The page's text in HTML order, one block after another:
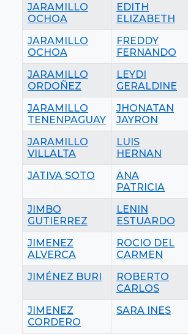
JARAMILLO
OCHOA
EDITH
ELIZABETH
JARAMILLO
OCHOA
FREDDY
FERNANDO
JARAMILLO
ORDOÑEZ
LEYDI
GERALDINE
JARAMILLO
TENENPAGUAY
JHONATAN
JAYRON
JARAMILLO
VILLALTA
LUIS
HERNAN
JATIVA SOTO
ANA
PATRICIA
JIMBO
GUTIERREZ
LENIN
ESTUARDO
JIMENEZ
ALVERCA
ROCIO DEL
CARMEN
JIMÉNEZ BURI
ROBERTO
CARLOS
JIMENEZ
CORDERO
SARA INES